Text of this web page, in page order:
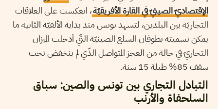
الإقتصاديّ الصينيّ في القارة الأفريقيّة، انعكست على العلاقات
التجاريّة بين البلدين، لتشهد تونس منذ بداية الألفيّة الثانية ما
يمكن تسميته بطوفان السلع الصينيّة التّي أدخلت الميزان
التجاريّ في حالة من العجز المتواصل الذّي لم ينخفض تحت
سقف 85% طيلة 15 سنة.
التبادل التجاري بين تونس والصين: سباق
السلحفاة والأرنب